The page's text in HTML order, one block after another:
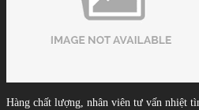
Hàng chất lượng, nhân viên tư vấn nhiệt